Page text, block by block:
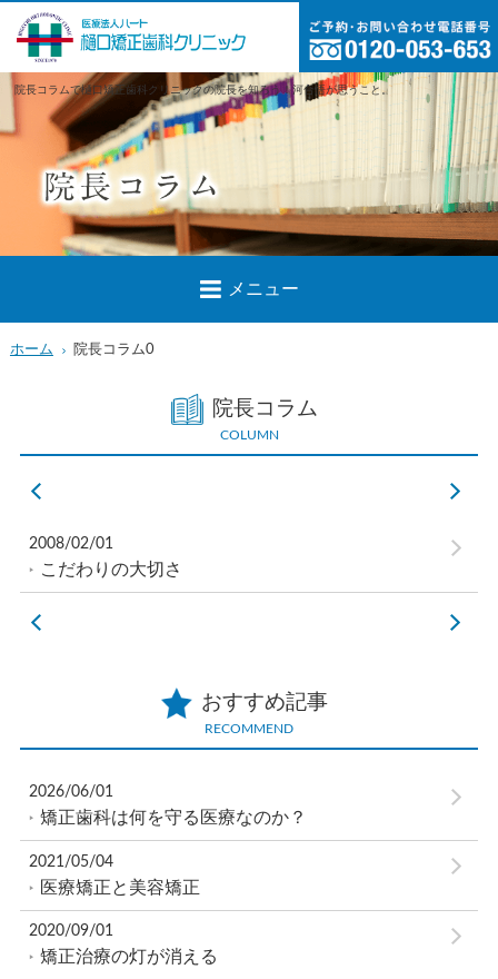
院長コラムで樋口矯正歯科クリニックの院長を知ろう！河合悟が思うこと。
メニュー
ホーム 院長コラム0
院長コラム
COLUMN
2008/02/01
こだわりの大切さ
おすすめ記事
RECOMMEND
2026/06/01
矯正歯科は何を守る医療なのか？
2021/05/04
医療矯正と美容矯正
2020/09/01
矯正治療の灯が消える